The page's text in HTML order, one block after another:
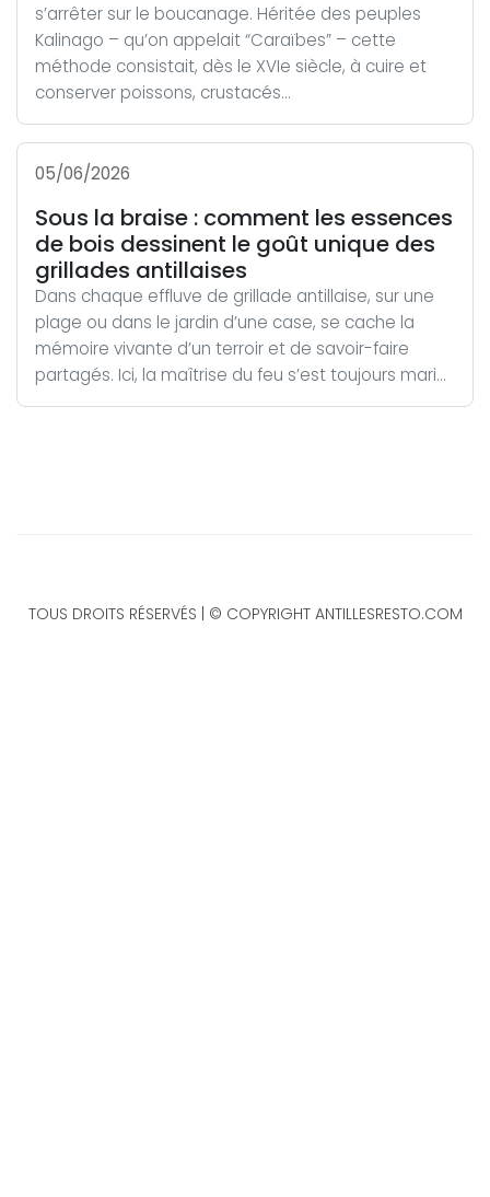
s’arrêter sur le boucanage. Héritée des peuples
Kalinago – qu’on appelait “Caraïbes” – cette
méthode consistait, dès le XVIe siècle, à cuire et
conserver poissons, crustacés...
05/06/2026
Sous la braise : comment les essences
de bois dessinent le goût unique des
grillades antillaises
Dans chaque effluve de grillade antillaise, sur une
plage ou dans le jardin d’une case, se cache la
mémoire vivante d’un terroir et de savoir-faire
partagés. Ici, la maîtrise du feu s’est toujours mari...
TOUS DROITS RÉSERVÉS | © COPYRIGHT ANTILLESRESTO.COM